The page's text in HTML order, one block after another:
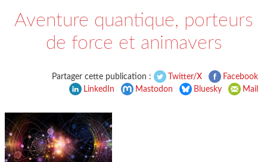
Aventure quantique, porteurs
de force et animavers
Partager cette publication : Twitter/X
Facebook
LinkedIn
Mastodon Bluesky Mail